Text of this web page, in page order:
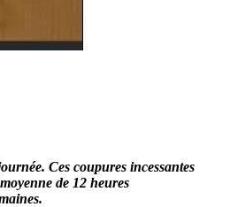
Ces coupures incessantes
de 12 heures